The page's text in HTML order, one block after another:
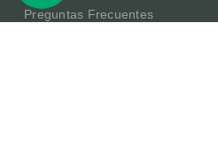
Preguntas Frecuentes